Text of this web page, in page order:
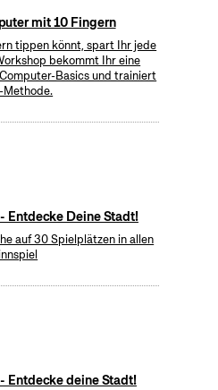
mit 10 Fingern
tippen könnt, spart Ihr jede
bekommt Ihr eine
Basics und trainiert
Methode.
Entdecke Deine Stadt!
auf 30 Spielplätzen in allen
Entdecke deine Stadt!